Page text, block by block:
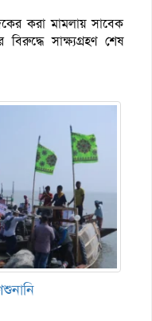
করা মামলায় সাবেক
বিরুদ্ধে সাক্ষ্যগ্রহণ শেষ